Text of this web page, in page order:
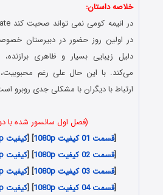
خلاصه داستان:
در انیمه کومی نمی تواند صحبت کند
در اولین روز حضور در دبیرستان
دلیل زیبایی بسیار و ظاهری
می‌کند. با این حال علی رغم
ارتباط با دیگران با مشکلی جدی روبرو
(فصل اول سانسور شده با
[قسمت 01 کیفیت 1080p ] [کیفیت 720p
[قسمت 02 کیفیت 1080p ] [کیفیت 720p
[قسمت 03 کیفیت 1080p ] [کیفیت 720p
[قسمت 04 کیفیت 1080p ] [کیفیت 720p